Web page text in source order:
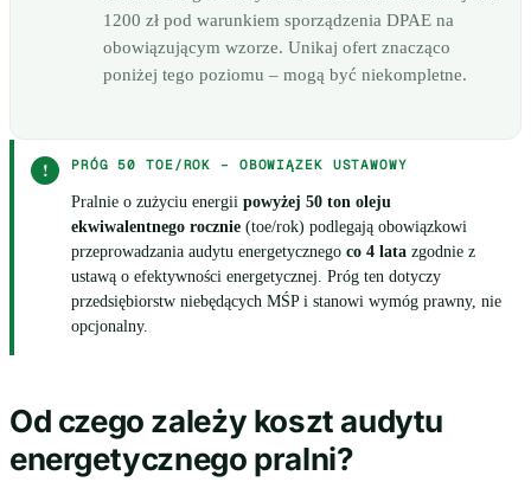
1200 zł pod warunkiem sporządzenia DPAE na
obowiązującym wzorze. Unikaj ofert znacząco
poniżej tego poziomu – mogą być niekompletne.
! PRÓG 50 TOE/ROK – OBOWIĄZEK USTAWOWY
Pralnie o zużyciu energii powyżej 50 ton oleju
ekwiwalentnego rocznie (toe/rok) podlegają obowiązkowi
przeprowadzania audytu energetycznego co 4 lata zgodnie z
ustawą o efektywności energetycznej. Próg ten dotyczy
przedsiębiorstw niebędących MŚP i stanowi wymóg prawny, nie
opcjonalny.
Od czego zależy koszt audytu
energetycznego pralni?